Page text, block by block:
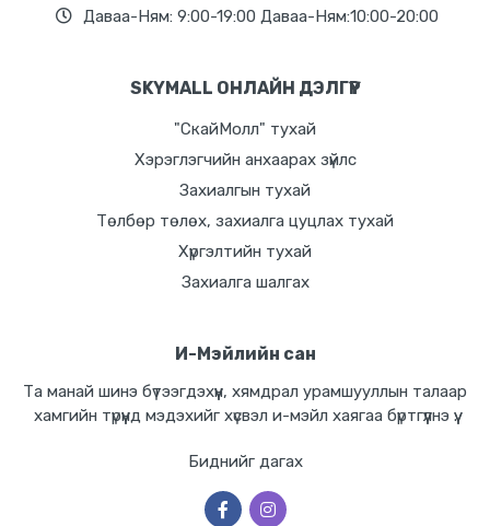
Даваа-Ням: 9:00-19:00 Даваа-Ням:10:00-20:00
SKYMALL ОНЛАЙН ДЭЛГҮҮР
"СкайМолл" тухай
Хэрэглэгчийн анхаарах зүйлс
Захиалгын тухай
Төлбөр төлөх, захиалга цуцлах тухай
Хүргэлтийн тухай
Захиалга шалгах
И-Мэйлийн сан
Та манай шинэ бүтээгдэхүүн, хямдрал урамшууллын талаар
хамгийн түрүүнд мэдэхийг хүсвэл и-мэйл хаягаа бүртгүүлнэ үү.
Биднийг дагах